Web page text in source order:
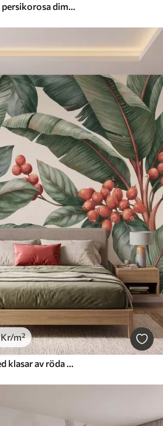
Fina, luftiga fjädrar i en persikorosa dimma med skimmer
Kr/m²
Tropiska bananblad med klasar av röda kaffebär, i akvarellstil